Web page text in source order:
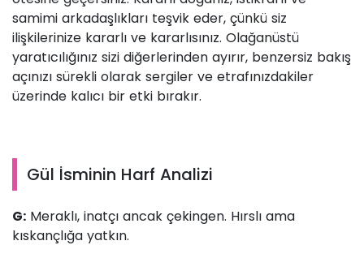
samimi arkadaşlıkları teşvik eder, çünkü siz
ilişkilerinize kararlı ve kararlısınız. Olağanüstü
yaratıcılığınız sizi diğerlerinden ayırır, benzersiz bakış
açınızı sürekli olarak sergiler ve etrafınızdakiler
üzerinde kalıcı bir etki bırakır.
Gül İsminin Harf Analizi
G: Meraklı, inatçı ancak çekingen. Hırslı ama
kıskançlığa yatkın.